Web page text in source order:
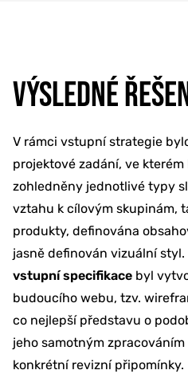
VÝSLEDNÉ
V rámci vstupní strategie
projektové zadání, ve
zohledněny jednotlivé typy
vztahu k cílovým skupinám,
produkty, definována
jasně definován vizuální styl.
vstupní specifikace byl
budoucího webu, tzv.
co nejlepší představu o
jeho samotným
konkrétní revizní připomínky.